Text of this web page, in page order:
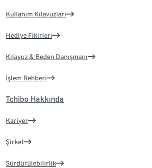
Kullanım Kılavuzları
Hediye Fikirleri
Kılavuz & Beden Danışmanı
İşlem Rehberi
Tchibo Hakkında
Kariyer
Şirket
Sürdürülebilirlik